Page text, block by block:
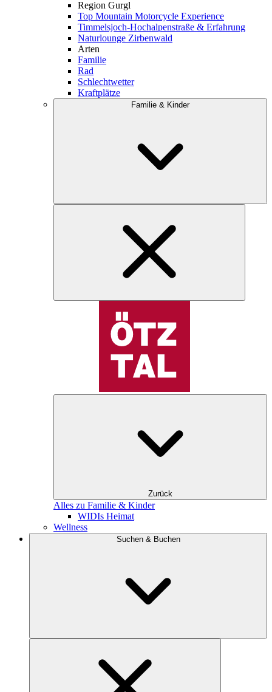
Region Gurgl
Top Mountain Motorcycle Experience
Timmelsjoch-Hochalpenstraße & Erfahrung
Naturlounge Zirbenwald
Arten
Familie
Rad
Schlechtwetter
Kraftplätze
Familie & Kinder
Zurück
Alles zu Familie & Kinder
WIDIs Heimat
Wellness
Suchen & Buchen